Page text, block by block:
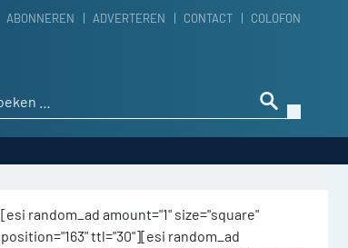
ABONNEREN ADVERTEREN CONTACT COLOFON
[esi random_ad amount="1" size="square"
position="163" ttl="30"][esi random_ad